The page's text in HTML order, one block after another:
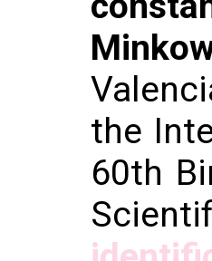
the
60th